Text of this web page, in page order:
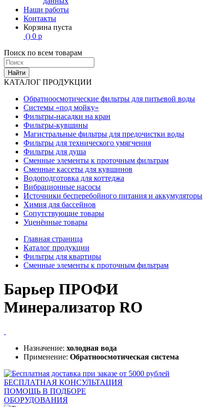
Наши работы
Контакты
Корзина пуста
() 0 р
Поиск по всем товарам
Найти
КАТАЛОГ ПРОДУКЦИИ
Обратноосмотические фильтры для питьевой воды
Системы «под мойку»
Фильтры-насадки на кран
Фильтры-кувшины
Магистральные фильтры для предочистки воды
Фильтры для технического умягчения
Фильтры для душа
Сменные элементы к проточным фильтрам
Сменные кассеты для кувшинов
Водоподготовка для коттеджа
Вибрационные насосы
Источники бесперебойного питания и аккумуляторы
Химия для бассейнов
Сопутствующие товары
Уценённые товары
Главная страница
Каталог продукции
Фильтры для квартиры
Сменные элементы к проточным фильтрам
Барьер ПРОФИ
Минерализатор RO
Назначение: холодная вода
Применение: Обратноосмотическая система
БЕСПЛАТНАЯ КОНСУЛЬТАЦИЯ
ПОМОЩЬ В ПОДБОРЕ
ОБОРУДОВАНИЯ